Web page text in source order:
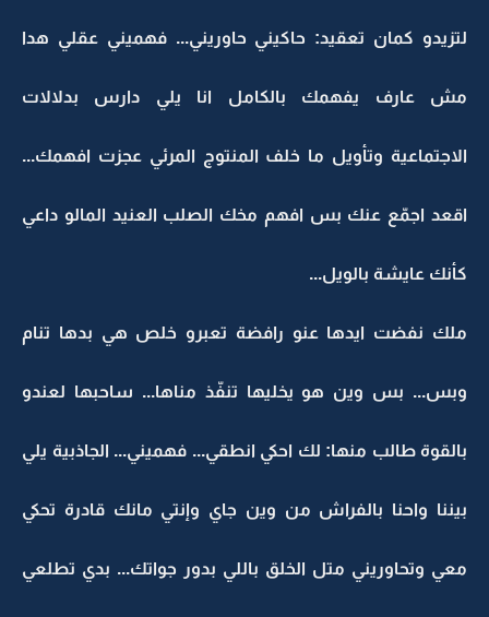
لتزيدو كمان تعقيد: حاكيني حاوريني... فهميني عقلي هدا
مش عارف يفهمك بالكامل انا يلي دارس بدلالات
الاجتماعية وتأويل ما خلف المنتوج المرئي عجزت افهمك...
اقعد اجمّع عنك بس افهم مخك الصلب العنيد المالو داعي
كأنك عايشة بالويل...
ملك نفضت ايدها عنو رافضة تعبرو خلص هي بدها تنام
وبس... بس وين هو يخليها تنفّذ مناها... ساحبها لعندو
بالقوة طالب منها: لك احكي انطقي... فهميني... الجاذبية يلي
بيننا واحنا بالفراش من وين جاي وإنتي مانك قادرة تحكي
معي وتحاوريني متل الخلق باللي بدور جواتك... بدي تطلعي